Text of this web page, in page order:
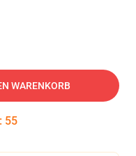
WARENKORB
: 54